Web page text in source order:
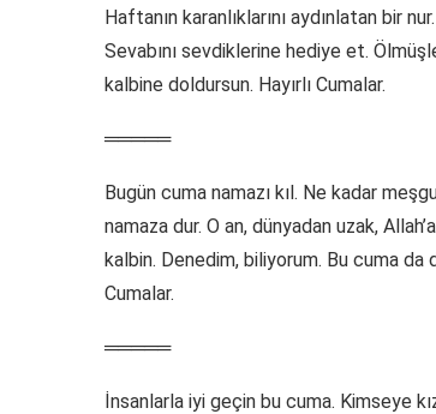
Haftanın karanlıklarını aydınlatan bir
Sevabını sevdiklerine hediye et.
kalbine doldursun. Hayırlı Cumalar.
═════
Bugün cuma namazı kıl. Ne kadar
namaza dur. O an, dünyadan uzak,
kalbin. Denedim, biliyorum. Bu cuma da
Cumalar.
═════
İnsanlarla iyi geçin bu cuma. Kimseye